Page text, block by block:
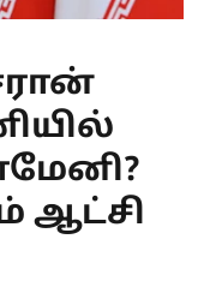
ஆட்சி